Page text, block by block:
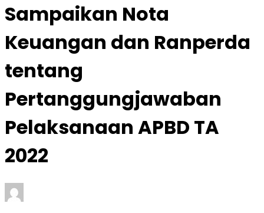
Sampaikan Nota
Keuangan dan Ranperda
tentang
Pertanggungjawaban
Pelaksanaan APBD TA
2022